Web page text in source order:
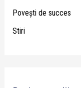
Poveşti de succes
Stiri